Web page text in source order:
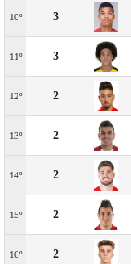
10º 3
11º 3
12º 2
13º 2
14º 2
15º 2
16º 2